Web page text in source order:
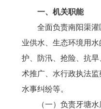
一、机关职能
全面负责南阳渠灌
业供水、生态环境用
护、防汛、抢险、抗
术推广、水行政执法
水事纠纷等。
（一）负责牙塘水